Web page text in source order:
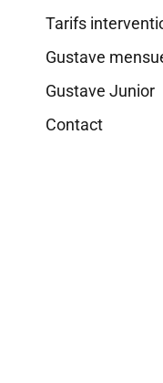
Tarifs
Gustave
Gustave Junior
Contact